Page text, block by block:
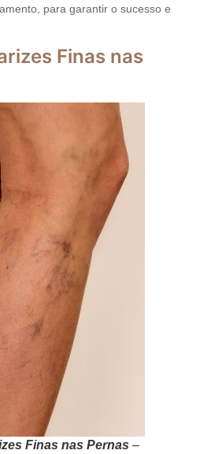
para garantir o sucesso e
Finas nas
Finas nas Pernas –